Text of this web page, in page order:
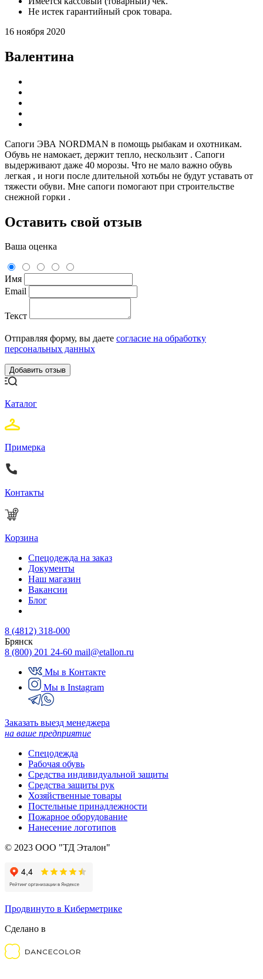
Не истек гарантийный срок товара.
16 ноября 2020
Валентина
Сапоги ЭВА NORDMAN в помощь рыбакам и охотникам.
Обувь не намокает, держит тепло, нескользит . Сапоги
выдерживают даже 40 морозы. Что не мало важно обувь
легкая , и ноги после длительной хотьбы не будут уставать от
тяжести обуви. Мне сапоги помогают при строительстве
снежной горки .
Оставить свой отзыв
Ваша оценка
Имя
Email
Текст
Отправляя форму, вы даете согласие на обработку
персональных данных
Каталог
Примерка
Контакты
Корзина
Спецодежда на заказ
Документы
Наш магазин
Вакансии
Блог
8 (4812) 318-000
Брянск
8 (800) 201 24-60 mail@etallon.ru
Мы в Контакте
Мы в Instagram
Заказать выезд менеджера
на ваше предприятие
Спецодежда
Рабочая обувь
Средства индивидуальной защиты
Средства защиты рук
Хозяйственные товары
Постельные принадлежности
Пожарное оборудование
Нанесение логотипов
© 2023 ООО "ТД Эталон"
Продвинуто в Киберметрике
Сделано в